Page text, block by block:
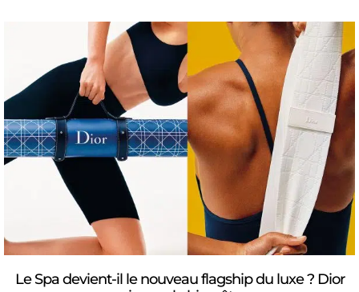
Le Spa devient-il le nouveau flagship du luxe ? Dior